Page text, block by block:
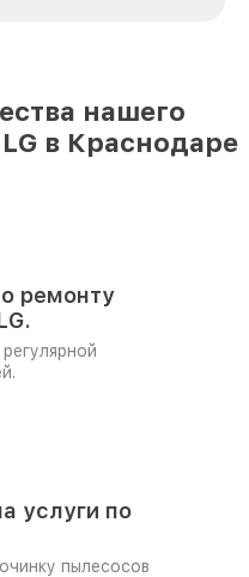
нашего
в Краснодаре
ремонту
регулярной
услуги по
пылесосов